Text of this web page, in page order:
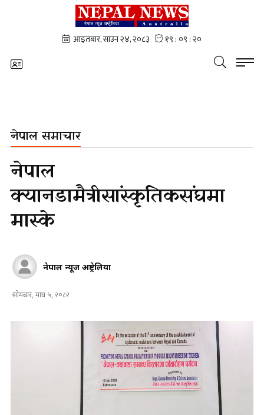
नेपाल समाचार
नेपाल
क्यानडा मैत्री सांस्कृतिक संघमा
मास्के
नेपाल न्यूज अष्ट्रेलिया
सोमबार, माघ ५, २०८२